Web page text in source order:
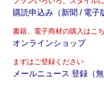
購読申込み（新聞 / 電子
書籍、電子商材の購入はこ
オンラインショップ
まずはご登録ください
メールニュース 登録（無